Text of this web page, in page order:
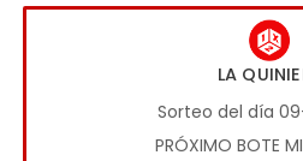
LA
Sorteo del día
PRÓXIMO BOTE